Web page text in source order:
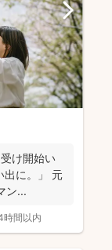
け開始い
に。」 元
ン...
時間以内